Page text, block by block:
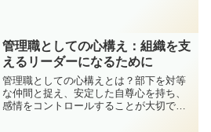
Plan（計画）Do（実行）Check（振り返
り）A...
管理職としての心構え：組織を支
えるリーダーになるために
管理職としての心構えとは？部下を対等
な仲間と捉え、安定した自尊心を持ち、
感情をコントロールすることが大切で